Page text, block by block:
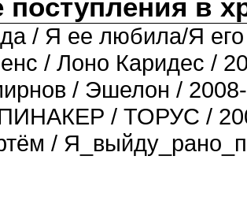
в
/ Я ее любила/Я
/ Лоно Каридес /
/ Эшелон /
/ ТОРУС /
/